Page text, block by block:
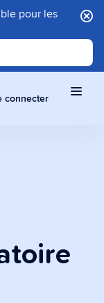
pour les
connecter